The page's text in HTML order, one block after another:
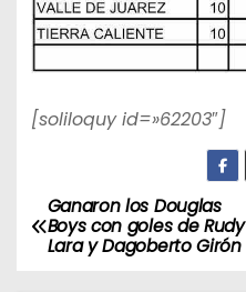
[soliloquy id=»62203″]
N
a
Ganaron los Douglas
Boys con goles de Rudy
Lara y Dagoberto Girón